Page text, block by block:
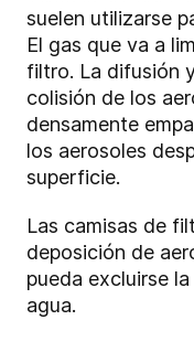
suelen utilizarse
El gas que va a
filtro. La difusión
colisión de los
densamente
los aerosoles
superficie.
Las camisas de
deposición de
pueda excluirse
agua.